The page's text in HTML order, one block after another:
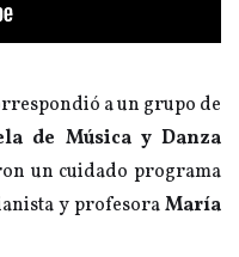
a un grupo de
de Música y Danza
un cuidado programa
y profesoraMaría